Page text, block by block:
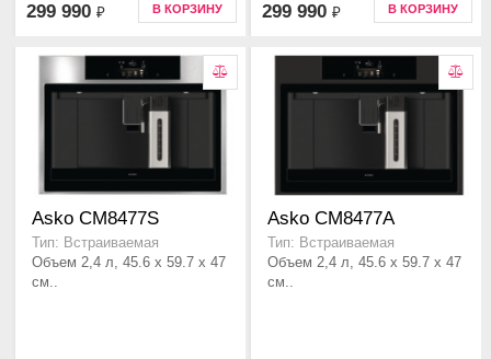
299 990 ₽ В КОРЗИНУ 299 990 ₽ В КОРЗИНУ
Asko CM8477S
Тип: Встраиваемая
Объем 2,4 л, 45.6 x 59.7 x 47
см..
Asko CM8477A
Тип: Встраиваемая
Объем 2,4 л, 45.6 x 59.7 x 47
см..